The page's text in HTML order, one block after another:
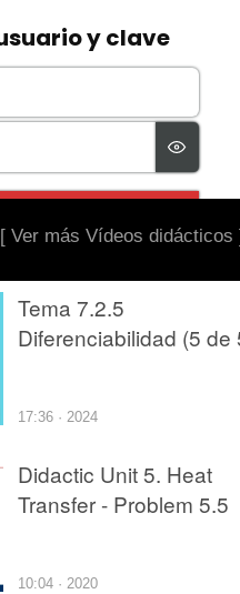
[ Ver más Vídeos didácticos
Tema 7.2.5
Diferenciabilidad (5 de
17:36 · 2024
Didactic Unit 5. Heat
Transfer - Problem 5.5
10:04 · 2020